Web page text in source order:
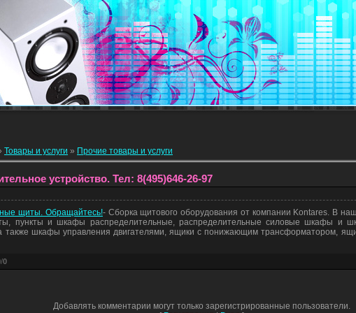
Товары и услуги » Прочие товары и услуги
устройство. Тел: 8(495)646-26-97
щиты. Обращайтесь!- Сборка щитового оборудования от компании Kontares. В
пункты и шкафы распределительные, распределительные силовые шкафы и
также шкафы управления двигателями, ящики с понижающим трансформатором,
/0
Добавлять комментарии могут только зарегистрированные пользователи.